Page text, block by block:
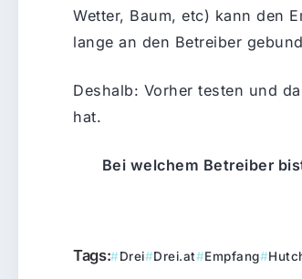
Wetter, Baum, etc) kann den
lange an den Betreiber
Deshalb: Vorher testen und
hat.
Bei welchem Betreiber
Tags: Drei Drei.at Empfang